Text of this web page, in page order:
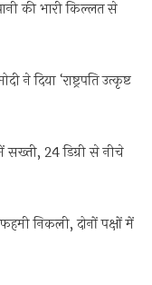
की भारी किल्लत से
ने दिया ‘राष्ट्रपति उत्कृष्ट
24 डिग्री से नीचे
निकली, दोनों पक्षों में